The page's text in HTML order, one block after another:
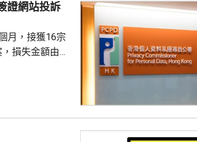
香港國際...
證網站投訴
月，接獲16宗
損失金額由
簽證，但在搜